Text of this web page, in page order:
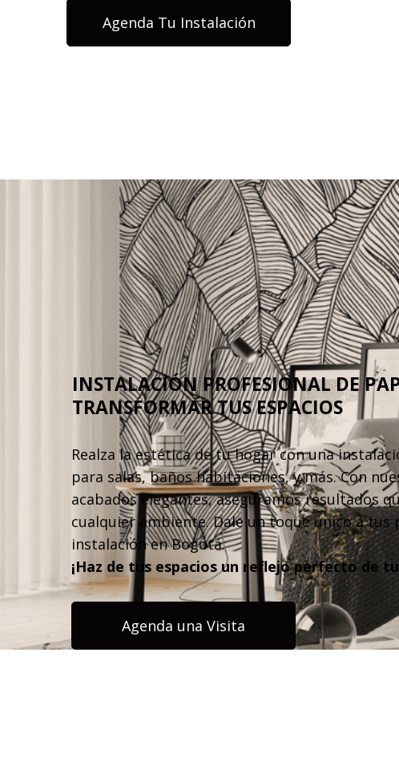
Agenda Tu Instalación
INSTALACIÓN PROFESIONAL DE
TRANSFORMAR TUS ESPACIOS
Realza la estética de tu hogar con una
para salas, baños habitaciones, y más. Con
acabados elegantes, aseguramos resultados
cualquier ambiente. Dale un toque único a tus
instalación en Bogotá.
¡Haz de tus espacios un reflejo perfecto de
Agenda una Visita